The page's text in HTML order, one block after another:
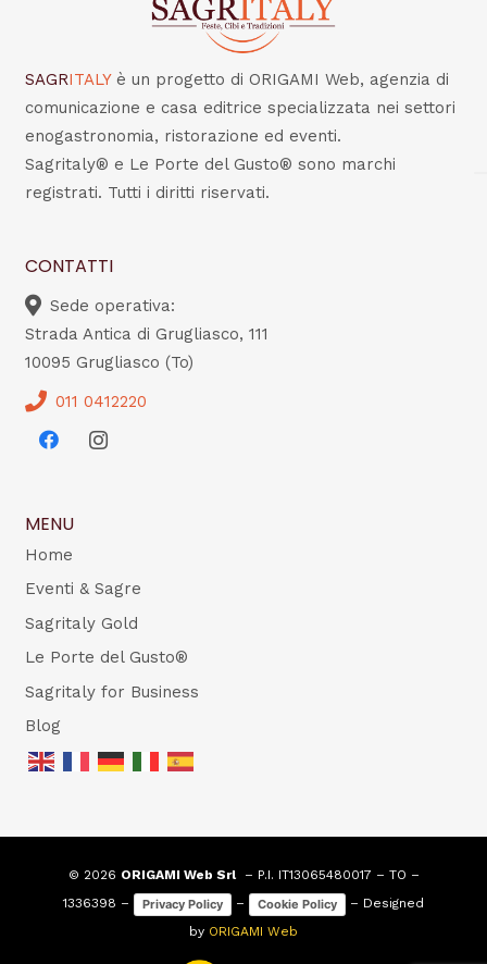
SAGRITALY è un progetto di ORIGAMI Web, agenzia di
comunicazione e casa editrice specializzata nei settori
enogastronomia, ristorazione ed eventi.
Sagritaly® e Le Porte del Gusto® sono marchi
registrati. Tutti i diritti riservati.
CONTATTI
Sede operativa:
Strada Antica di Grugliasco, 111
10095 Grugliasco (To)
011 0412220
MENU
Home
Eventi & Sagre
Sagritaly Gold
Le Porte del Gusto®
Sagritaly for Business
Blog
© 2026 ORIGAMI Web Srl– P.I. IT13065480017 – TO –
1336398 –
Privacy Policy – Cookie Policy
– Designed
by ORIGAMI Web